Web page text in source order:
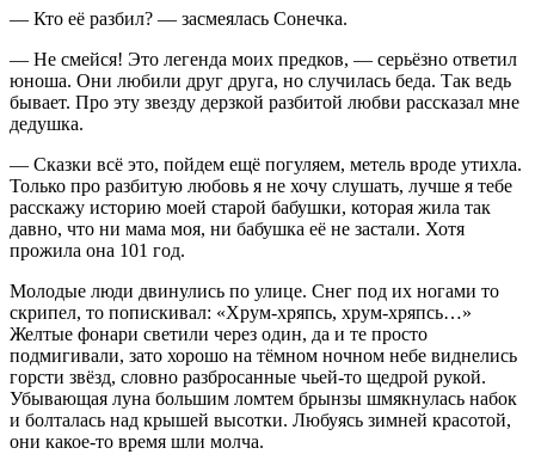
— Кто её разбил? — засмеялась Сонечка.
— Не смейся! Это легенда моих предков, — серьёзно ответил
юноша. Они любили друг друга, но случилась беда. Так ведь
бывает. Про эту звезду дерзкой разбитой любви рассказал мне
дедушка.
— Сказки всё это, пойдем ещё погуляем, метель вроде утихла.
Только про разбитую любовь я не хочу слушать, лучше я тебе
расскажу историю моей старой бабушки, которая жила так
давно, что ни мама моя, ни бабушка её не застали. Хотя
прожила она 101 год.
Молодые люди двинулись по улице. Снег под их ногами то
скрипел, то попискивал: «Хрум-хряпсь, хрум-хряпсь…»
Желтые фонари светили через один, да и те просто
подмигивали, зато хорошо на тёмном ночном небе виднелись
горсти звёзд, словно разбросанные чьей-то щедрой рукой.
Убывающая луна большим ломтем брынзы шмякнулась набок
и болталась над крышей высотки. Любуясь зимней красотой,
они какое-то время шли молча.